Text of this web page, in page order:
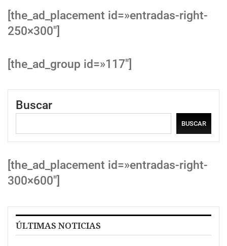
[the_ad_placement id=»entradas-right-
250×300″]
[the_ad_group id=»117″]
Buscar
BUSCAR
[the_ad_placement id=»entradas-right-
300×600″]
ÚLTIMAS NOTICIAS